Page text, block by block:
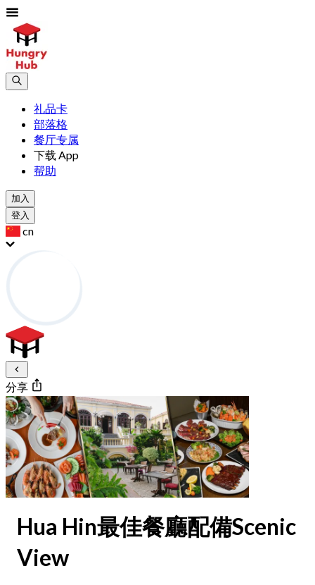
礼品卡
部落格
餐厅专属
下载 App
帮助
加入
登入
cn
分享
Hua Hin最佳餐廳配備Scenic
View